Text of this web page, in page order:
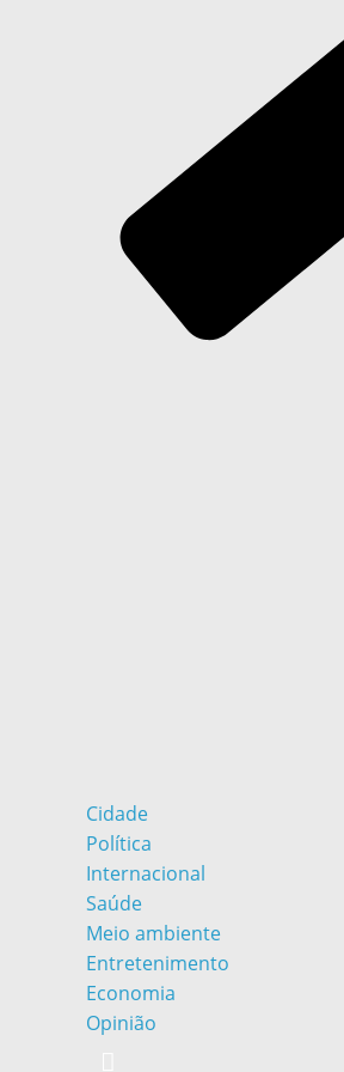
Cidade
Política
Internacional
Saúde
Meio ambiente
Entretenimento
Economia
Opinião